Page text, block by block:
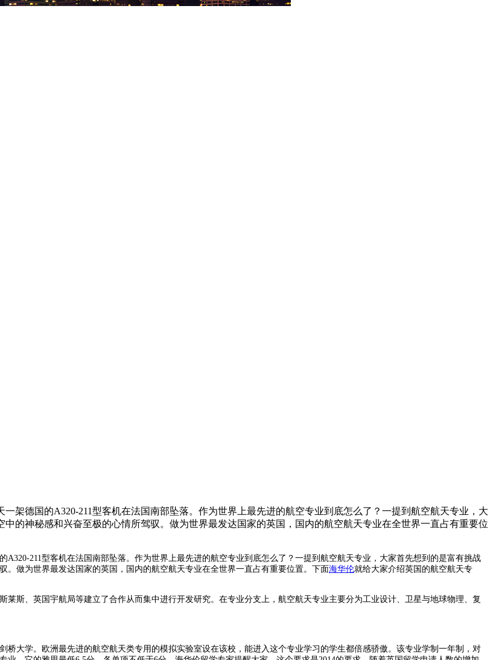
架德国的A320-211型客机在法国南部坠落。作为世界上最先进的航空专业到底怎么了？一提到航空航天专业，大
的神秘感和兴奋至极的心情所驾驭。做为世界最发达国家的英国，国内的航空航天专业在全世界一直占有重要位
A320-211型客机在法国南部坠落 。 作为世界上最先进的航空专业到底怎么了？一提到航空航天专业，大家首先想到的是富有挑战
。 做为世界最发达国家的英国，国内的航空航天专业在全世界一直占有重要位置。下面海华伦就给大家介绍英国的航空航天专
莱斯、英国宇航局等建立了合作从而集中进行开发研究。在专业分支上，航空航天专业主要分为工业设计、卫星与地球物理、复
桥大学。 欧洲最先进的航空航天类专用的模拟实验室设在该校 ， 能进入这个专业学习的学生都倍感骄傲。该专业学制一年制，对